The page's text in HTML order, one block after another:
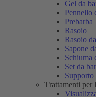
Gel da
Pennello
Prebarba
Rasoio
Rasoio
Sapone
Schiuma
Set da
Supporto
Trattamenti per